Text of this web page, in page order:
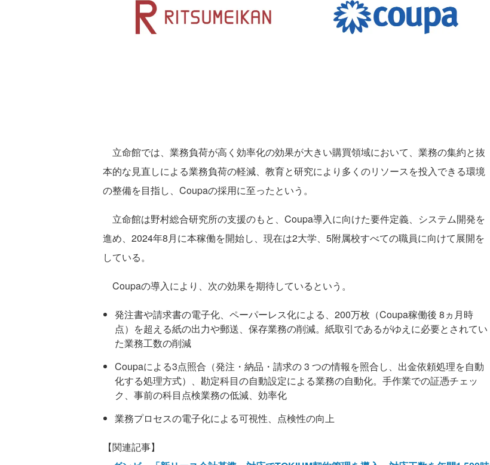
立命館では、業務負荷が高く効率化の効果が大きい購買領域において、業務の集約と抜
本的な見直しによる業務負荷の軽減、教育と研究により多くのリソースを投入できる環境
の整備を目指し、Coupaの採用に至ったという。
立命館は野村総合研究所の支援のもと、Coupa導入に向けた要件定義、システム開発を
進め、2024年8月に本稼働を開始し、現在は2大学、5附属校すべての職員に向けて展開を
している。
Coupaの導入により、次の効果を期待しているという。
発注書や請求書の電子化、ペーパーレス化による、200万枚（Coupa稼働後 8ヵ月時
点）を超える紙の出力や郵送、保存業務の削減。紙取引であるがゆえに必要とされてい
た業務工数の削減
Coupaによる3点照合（発注・納品・請求の 3 つの情報を照合し、出金依頼処理を自動
化する処理方式）、勘定科目の自動設定による業務の自動化。手作業での証憑チェッ
ク、事前の科目点検業務の低減、効率化
業務プロセスの電子化による可視性、点検性の向上
【関連記事】